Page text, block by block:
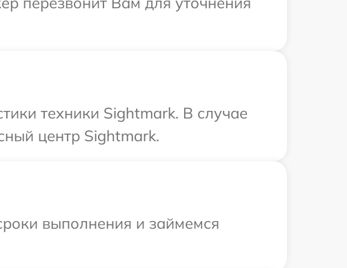
техники Sightmark. В случае
центр Sightmark.
выполнения и займемся